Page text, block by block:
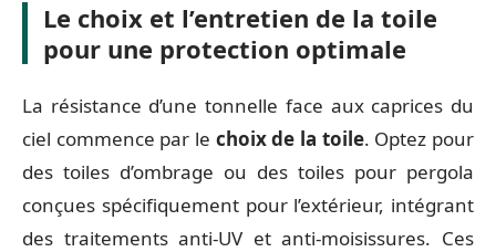
Le choix et l’entretien de la toile
pour une protection optimale
La résistance d’une tonnelle face aux caprices du
ciel commence par le choix de la toile. Optez pour
des toiles d’ombrage ou des toiles pour pergola
conçues spécifiquement pour l’extérieur, intégrant
des traitements anti-UV et anti-moisissures. Ces